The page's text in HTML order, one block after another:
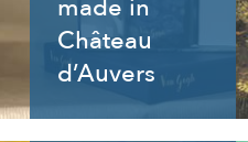
made in
Château
d’Auvers